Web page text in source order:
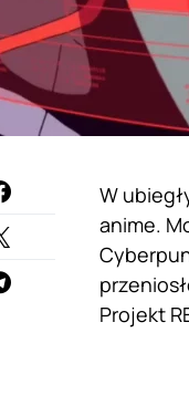
W
anime.
Projekt